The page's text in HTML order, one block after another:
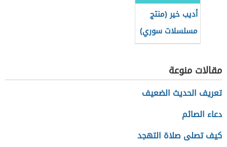
أديب خير (منتج
مسلسلات سوري)
مقالات منوعة
تعريف الحديث الضعيف
دعاء الصائم
كيف تصلى صلاة التهجد